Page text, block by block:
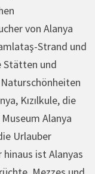
von Alanya
Strand und
Stätten und
Kızılkule, die
Alanya
Urlauber
ist Alanyas